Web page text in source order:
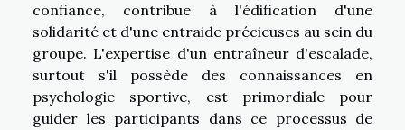
confiance, contribue à l'édification d'une
solidarité et d'une entraide précieuses au sein du
groupe. L'expertise d'un entraîneur d'escalade,
surtout s'il possède des connaissances en
psychologie sportive, est primordiale pour
guider les participants dans ce processus de